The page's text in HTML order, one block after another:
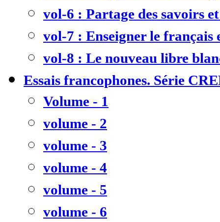
vol-6 : Partage des savoirs
vol-7 : Enseigner le
vol-8 : Le nouveau libre
Essais francophones. Série
Volume - 1
volume - 2
volume - 3
volume - 4
volume - 5
volume - 6